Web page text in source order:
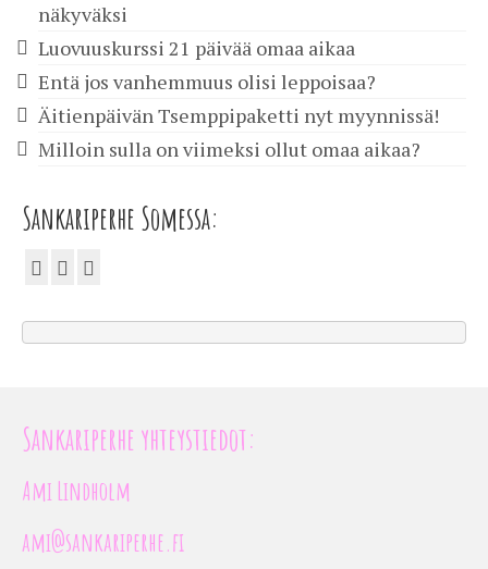
näkyväksi
Luovuuskurssi 21 päivää omaa aikaa
Entä jos vanhemmuus olisi leppoisaa?
Äitienpäivän Tsemppipaketti nyt myynnissä!
Milloin sulla on viimeksi ollut omaa aikaa?
Sankariperhe Somessa:
Sankariperhe yhteystiedot:
Ami Lindholm
ami@sankariperhe.fi